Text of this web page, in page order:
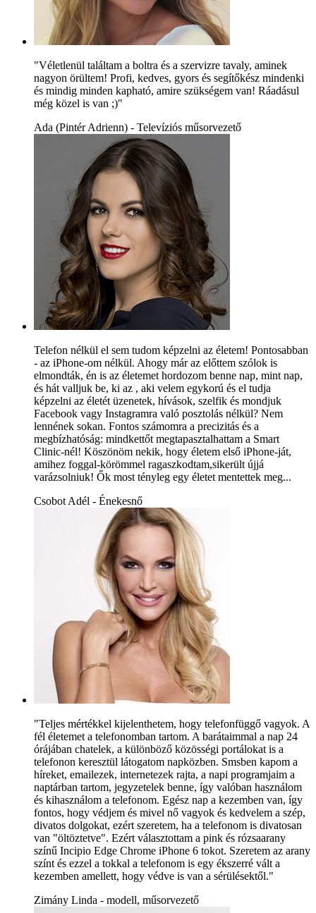
"Véletlenül találtam a boltra és a szervizre tavaly, aminek
nagyon örültem! Profi, kedves, gyors és segítőkész mindenki
és mindig minden kapható, amire szükségem van! Ráadásul
még közel is van ;)"
Ada (Pintér Adrienn) - Televíziós műsorvezető
Telefon nélkül el sem tudom képzelni az életem! Pontosabban
- az iPhone-om nélkül. Ahogy már az előttem szólok is
elmondták, én is az életemet hordozom benne nap, mint nap,
és hát valljuk be, ki az , aki velem egykorú és el tudja
képzelni az életét üzenetek, hívások, szelfik és mondjuk
Facebook vagy Instagramra való posztolás nélkül? Nem
lennének sokan. Fontos számomra a precizitás és a
megbízhatóság: mindkettőt megtapasztalhattam a Smart
Clinic-nél! Köszönöm nekik, hogy életem első iPhone-ját,
amihez foggal-körömmel ragaszkodtam,sikerült újjá
varázsolniuk! Ők most tényleg egy életet mentettek meg...
Csobot Adél - Énekesnő
"Teljes mértékkel kijelenthetem, hogy telefonfüggő vagyok. A
fél életemet a telefonomban tartom. A barátaimmal a nap 24
órájában chatelek, a különböző közösségi portálokat is a
telefonon keresztül látogatom napközben. Smsben kapom a
híreket, emailezek, internetezek rajta, a napi programjaim a
naptárban tartom, jegyzetelek benne, így valóban használom
és kihasználom a telefonom. Egész nap a kezemben van, így
fontos, hogy védjem és mivel nő vagyok és kedvelem a szép,
divatos dolgokat, ezért szeretem, ha a telefonom is divatosan
van "öltöztetve". Ezért választottam a pink és rózsaarany
színű Incipio Edge Chrome iPhone 6 tokot. Szeretem az arany
színt és ezzel a tokkal a telefonom is egy ékszerré vált a
kezemben amellett, hogy védve is van a sérülésektől."
Zimány Linda - modell, műsorvezető